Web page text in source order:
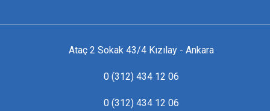
Ataç 2 Sokak 43/4 Kızılay - Ankara
0 (312) 434 12 06
0 (312) 434 12 06